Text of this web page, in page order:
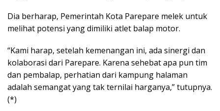
Dia berharap, Pemerintah Kota Parepare melek untuk
melihat potensi yang dimiliki atlet balap motor.
“Kami harap, setelah kemenangan ini, ada sinergi dan
kolaborasi dari Parepare. Karena sehebat apa pun tim
dan pembalap, perhatian dari kampung halaman
adalah semangat yang tak ternilai harganya,” tutupnya.
(*)